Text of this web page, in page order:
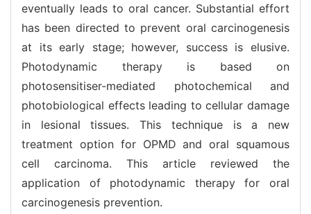
eventually leads to oral cancer. Substantial effort
has been directed to prevent oral carcinogenesis
at its early stage; however, success is elusive.
Photodynamic therapy is based on
photosensitiser-mediated photochemical and
photobiological effects leading to cellular damage
in lesional tissues. This technique is a new
treatment option for OPMD and oral squamous
cell carcinoma. This article reviewed the
application of photodynamic therapy for oral
carcinogenesis prevention.